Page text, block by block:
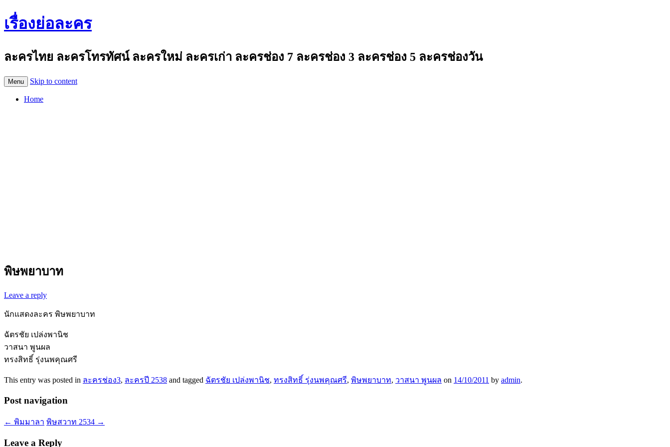
เรื่องย่อละคร
ละครไทย ละครโทรทัศน์ ละครใหม่ ละครเก่า ละครช่อง 7 ละครช่อง 3 ละครช่อง 5 ละครช่องวัน
Menu Skip to content
Home
พิษพยาบาท
Leave a reply
นักแสดงละคร พิษพยาบาท
ฉัตรชัย เปล่งพานิช
วาสนา พูนผล
ทรงสิทธิ์ รุ่งนพคุณศรี
This entry was posted in ละครช่อง3, ละครปี 2538 and tagged ฉัตรชัย เปล่งพานิช, ทรงสิทธิ์ รุ่งนพคุณศรี, พิษพยาบาท, วาสนา พูนผล on 14/10/2011 by admin.
Post navigation
← พิมมาลา พิษสวาท 2534 →
Leave a Reply